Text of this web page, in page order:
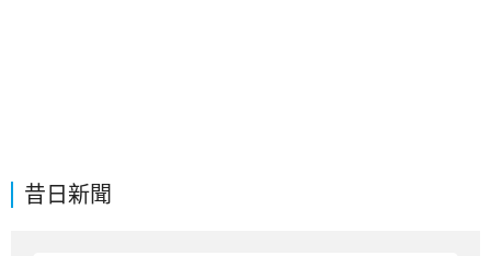
昔日新聞